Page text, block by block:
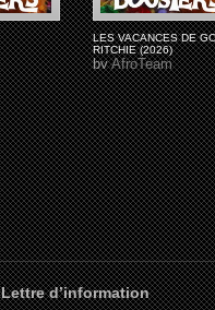
LES VACANCES DE
RITCHIE (2026)
byAfroTeam
Lettre d’information